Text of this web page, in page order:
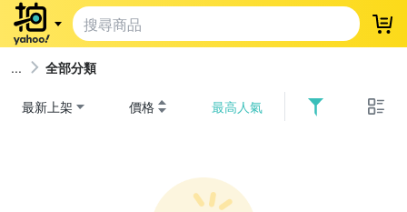
登
全部分類
最新上架 價格 最高人氣